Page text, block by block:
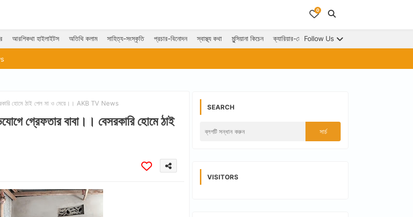
0
আরশিকথা হাইলাইটস অতিথি কলাম সাহিত্য-সংস্কৃতি প্রচার-বিনোদন স্বাস্থ্য কথা মুন্সিয়ানা কিচেন ক্যারিয়ার-মোটিভেশন ভাগ্যফল
Follow Us
হোমে ঠাই পেল মা ও মেয়ে।। AKB TV News
গ্রেফতার বাবা।। বেসরকারি হোমে ঠাই
SEARCH
VISITORS